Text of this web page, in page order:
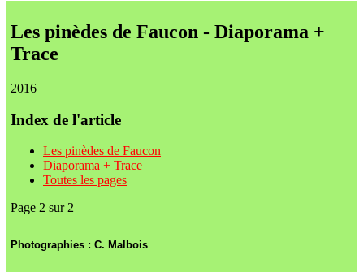
Les pinèdes de Faucon - Diaporama +
Trace
2016
Index de l'article
Les pinèdes de Faucon
Diaporama + Trace
Toutes les pages
Page 2 sur 2
Photographies : C. Malbois